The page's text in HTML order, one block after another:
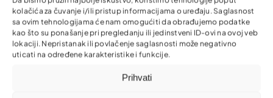
kolačića za čuvanje i/ili pristup informacijama o uređaju. Saglasnost
sa ovim tehnologijama će nam omogućiti da obrađujemo podatke
kao što su ponašanje pri pregledanju ili jedinstveni ID-ovi na ovoj veb
lokaciji. Nepristanak ili povlačenje saglasnosti može negativno
uticati na određene karakteristike i funkcije.
Prihvati
Mikrokrediti do 10.000 KM